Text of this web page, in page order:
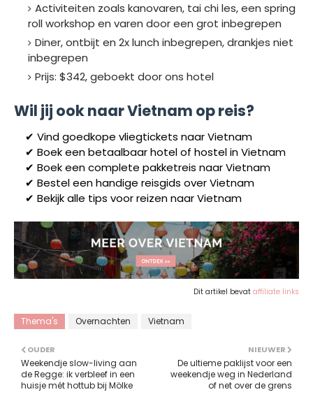
Activiteiten zoals kanovaren, tai chi les, een spring
roll workshop en varen door een grot inbegrepen
Diner, ontbijt en 2x lunch inbegrepen, drankjes niet
inbegrepen
Prijs: $342, geboekt door ons hotel
Wil jij ook naar Vietnam op reis?
✔ Vind goedkope vliegtickets naar Vietnam
✔ Boek een betaalbaar hotel of hostel in Vietnam
✔ Boek een complete pakketreis naar Vietnam
✔ Bestel een handige reisgids over Vietnam
✔ Bekijk alle tips voor reizen naar Vietnam
Dit artikel bevat affiliate links
Thema's Overnachten Vietnam
NIEUWER
De ultieme paklijst voor een
weekendje weg in Nederland
of net over de grens
OUDER
Weekendje slow-living aan
de Regge: ik verbleef in een
huisje mét hottub bij Mölke